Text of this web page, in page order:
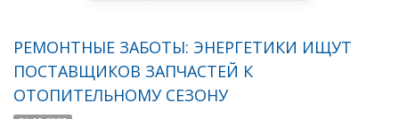
РЕМОНТНЫЕ ЗАБОТЫ: ЭНЕРГЕТИКИ ИЩУТ
ПОСТАВЩИКОВ ЗАПЧАСТЕЙ К
ОТОПИТЕЛЬНОМУ СЕЗОНУ